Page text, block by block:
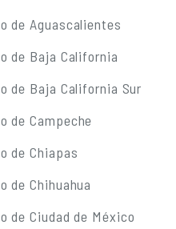
de Aguascalientes
de Baja California
de Baja California Sur
de Campeche
de Chiapas
de Chihuahua
de Ciudad de México